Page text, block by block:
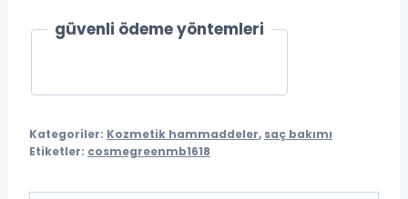
güvenli ödeme yöntemleri
Kategoriler: Kozmetik hammaddeler, saç bakımı
Etiketler: cosmegreenmb1618